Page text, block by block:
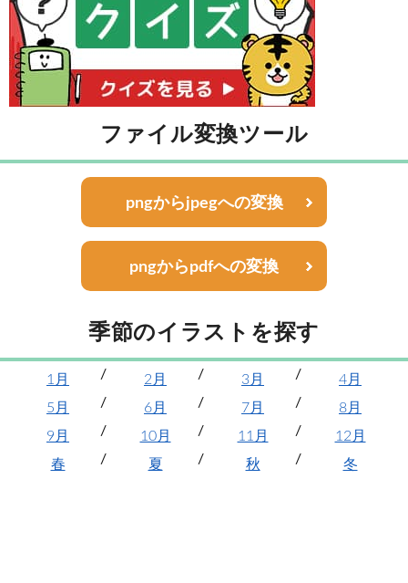
ファイル変換ツール
pngからjpegへの変換
pngからpdfへの変換
季節のイラストを探す
1月 2月 3月
4月
5月
6月 7月
8月
9月
10月 11月
12月
春
夏 秋 冬